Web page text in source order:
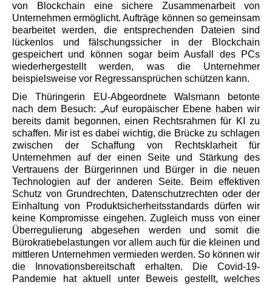
von Blockchain eine sichere Zusammenarbeit von
Unternehmen ermöglicht. Aufträge können so gemeinsam
bearbeitet werden, die entsprechenden Dateien sind
lückenlos und fälschungssicher in der Blockchain
gespeichert und können sogar beim Ausfall des PCs
wiederhergestellt werden, was die Unternehmer
beispielsweise vor Regressansprüchen schützen kann.
Die Thüringerin EU-Abgeordnete Walsmann betonte
nach dem Besuch: „Auf europäischer Ebene haben wir
bereits damit begonnen, einen Rechtsrahmen für KI zu
schaffen. Mir ist es dabei wichtig, die Brücke zu schlagen
zwischen der Schaffung von Rechtsklarheit für
Unternehmen auf der einen Seite und Stärkung des
Vertrauens der Bürgerinnen und Bürger in die neuen
Technologien auf der anderen Seite. Beim effektiven
Schutz von Grundrechten, Datenschutzrechten oder der
Einhaltung von Produktsicherheitsstandards dürfen wir
keine Kompromisse eingehen. Zugleich muss von einer
Überregulierung abgesehen werden und somit die
Bürokratiebelastungen vor allem auch für die kleinen und
mittleren Unternehmen vermieden werden. So können wir
die Innovationsbereitschaft erhalten. Die Covid-19-
Pandemie hat aktuell unter Beweis gestellt, welches